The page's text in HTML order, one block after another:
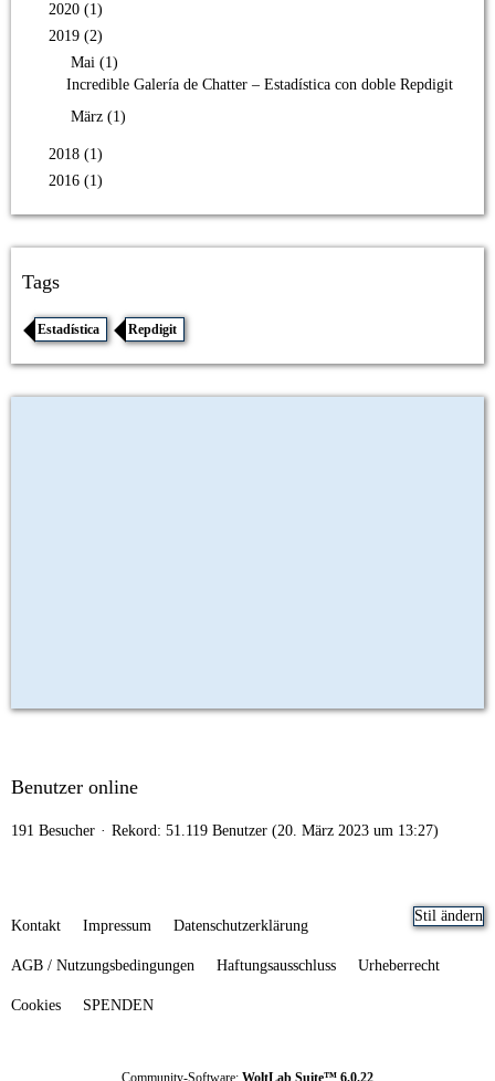
2020 (1)
2019 (2)
Mai (1)
Incredible Galería de Chatter – Estadística con doble Repdigit
März (1)
2018 (1)
2016 (1)
Tags
Estadística Repdigit
Benutzer online
191 Besucher Rekord: 51.119 Benutzer (20. März 2023 um 13:27)
Stil ändern
Kontakt Impressum Datenschutzerklärung
AGB / Nutzungsbedingungen Haftungsausschluss Urheberrecht
Cookies SPENDEN